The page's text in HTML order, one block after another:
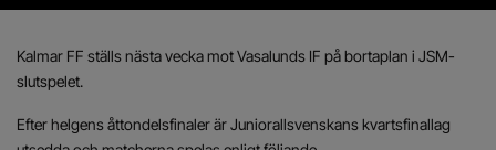
Kalmar FF ställs nästa vecka mot Vasalunds IF på bortaplan i JSM-
slutspelet.
Efter helgens åttondelsfinaler är Juniorallsvenskans kvartsfinallag